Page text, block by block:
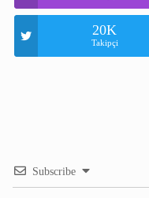
20K
Takipçi
Subscribe